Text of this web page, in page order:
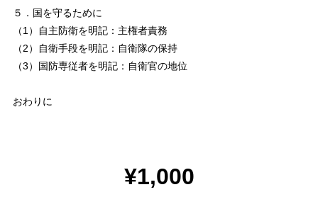
５．国を守るために
（1）自主防衛を明記：主権者責務
（2）自衛手段を明記：自衛隊の保持
（3）国防専従者を明記：自衛官の地位
おわりに
¥1,000